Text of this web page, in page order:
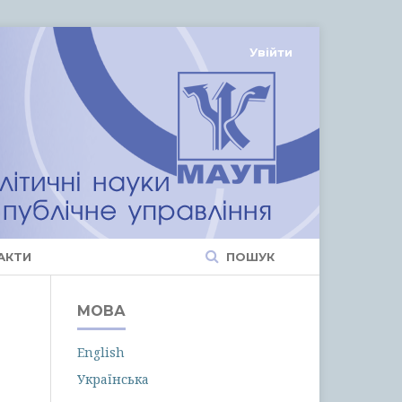
ПОШУК
Увійти
МОВА
English
Українська